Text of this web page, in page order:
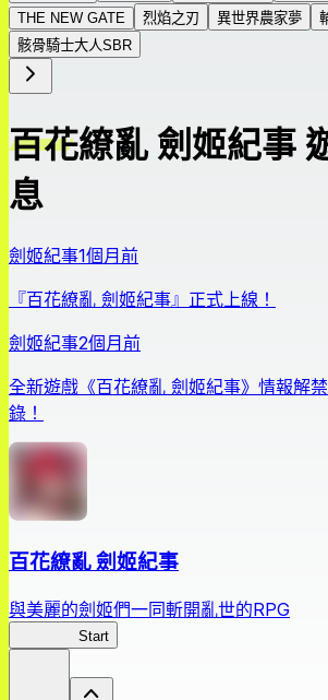
THE NEW GATE
烈焰之刃 異世界農家夢
骸骨騎士大人SBR
百花繚亂 劍姬紀事
息
劍姬紀事1個月前
『百花繚亂 劍姬紀事』正式上線！
劍姬紀事2個月前
全新遊戲《百花繚亂 劍姬紀事》情報解
錄！
百花繚亂 劍姬紀事
與美麗的劍姬們一同斬開亂世的RPG
Start